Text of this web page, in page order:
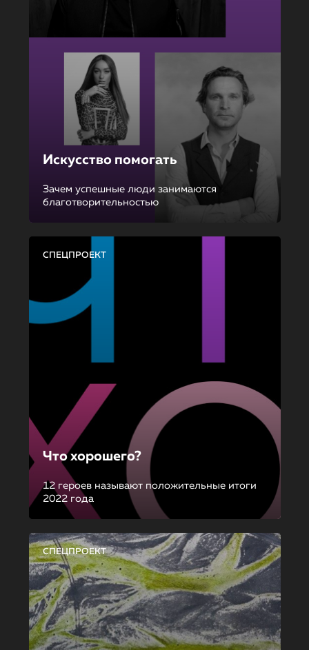
Искусство помогать
Зачем успешные люди занимаются
благотворительностью
СПЕЦПРОЕКТ
Что хорошего?
12 героев называют положительные итоги
2022 года
СПЕЦПРОЕКТ